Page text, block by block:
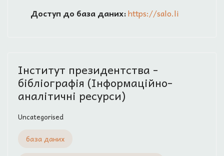
Доступ до база даних:https://salo.li
Інститут президентства -
бібліографія (Інформаційно-
аналітичні ресурси)
Uncategorised
база даних